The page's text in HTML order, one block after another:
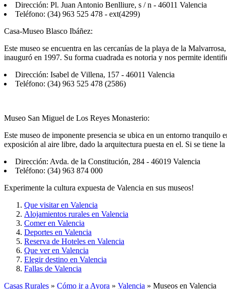
Dirección: Pl. Juan Antonio Benlliure, s / n - 46011 Valencia
Teléfono: (34) 963 525 478 - ext(4299)
Casa-Museo Blasco Ibáñez:
Este museo se encuentra en las cercanías de la playa de la
inauguró en 1997. Su forma cuadrada es notoria y nos permite
Dirección: Isabel de Villena, 157 - 46011 Valencia
Teléfono: (34) 963 525 478 (2586)
Museo San Miguel de Los Reyes Monasterio:
Este museo de imponente presencia se ubica en un entorno tranquilo
exposición al aire libre, dado la arquitectura puesta en el. Si se tiene
Dirección: Avda. de la Constitución, 284 - 46019 Valencia
Teléfono: (34) 963 874 000
Experimente la cultura expuesta de Valencia en sus museos!
Que visitar en Valencia
Alojamientos rurales en Valencia
Comer en Valencia
Deportes en Valencia
Reserva de Hoteles en Valencia
Que ver en Valencia
Elegir destino en Valencia
Fallas de Valencia
Casas Rurales » Cómo ir a Ayora » Valencia » Museos en Valencia